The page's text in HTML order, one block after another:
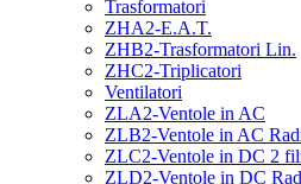
Trasformatori
ZHA2-E.A.T.
ZHB2-Trasformatori Lin.
ZHC2-Triplicatori
Ventilatori
ZLA2-Ventole in AC
ZLB2-Ventole in AC
ZLC2-Ventole in DC 2
ZLD2-Ventole in DC